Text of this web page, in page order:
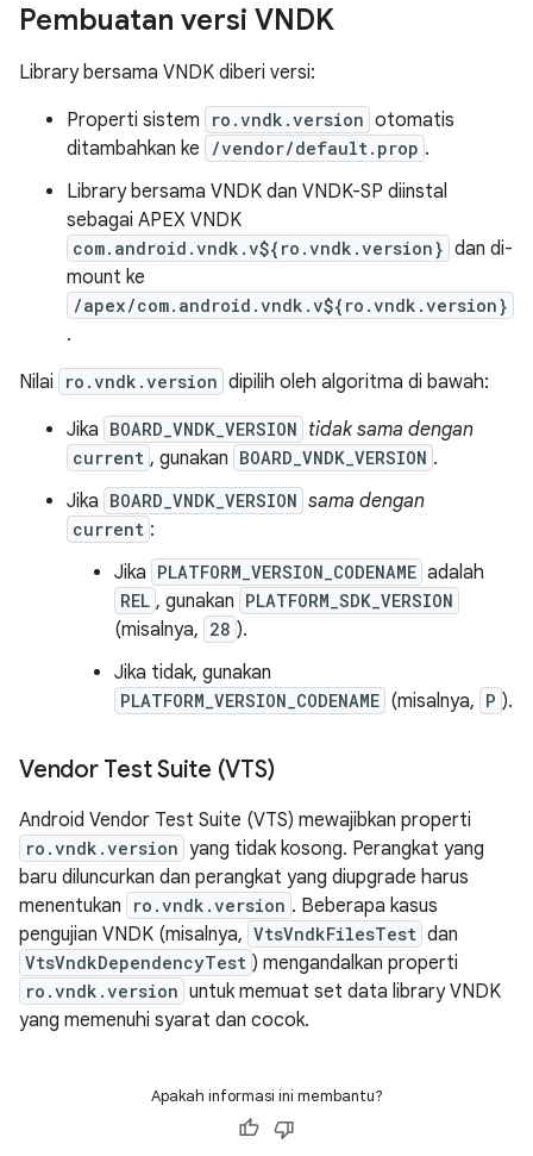
Pembuatan versi VNDK
Library bersama VNDK diberi versi:
Properti sistem
ro.vndk.version otomatis
ditambahkan ke
/vendor/default.prop .
Library bersama VNDK dan VNDK-SP diinstal
sebagai APEX VNDK
com.android.vndk.v${ro.vndk.version} dan di-
mount ke
/apex/com.android.vndk.v${ro.vndk.version}
.
Nilai
ro.vndk.version dipilih oleh algoritma di bawah:
Jika BOARD_VNDK_VERSION tidak sama dengan
current , gunakan BOARD_VNDK_VERSION .
Jika BOARD_VNDK_VERSION sama dengan
current :
Jika PLATFORM_VERSION_CODENAME adalah
REL , gunakan PLATFORM_SDK_VERSION
(misalnya, 28 ).
Jika tidak, gunakan
PLATFORM_VERSION_CODENAME (misalnya, P ).
Vendor Test Suite (VTS)
Android Vendor Test Suite (VTS) mewajibkan properti
ro.vndk.version yang tidak kosong. Perangkat yang
baru diluncurkan dan perangkat yang diupgrade harus
menentukan
ro.vndk.version . Beberapa kasus
pengujian VNDK (misalnya, VtsVndkFilesTest dan
VtsVndkDependencyTest ) mengandalkan properti
ro.vndk.version untuk memuat set data library VNDK
yang memenuhi syarat dan cocok.
Apakah informasi ini membantu?